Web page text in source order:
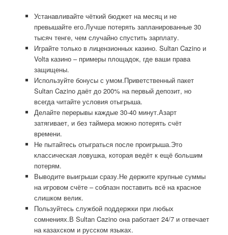
Устанавливайте чёткий бюджет на месяц и не
превышайте его.Лучше потерять запланированные 30
тысяч тенге, чем случайно спустить зарплату.
Играйте только в лицензионных казино. Sultan Cazino и
Volta казино – примеры площадок, где ваши права
защищены.
Используйте бонусы с умом.Приветственный пакет
Sultan Cazino даёт до 200% на первый депозит, но
всегда читайте условия отыгрыша.
Делайте перерывы каждые 30-40 минут.Азарт
затягивает, и без таймера можно потерять счёт
времени.
Не пытайтесь отыграться после проигрыша.Это
классическая ловушка, которая ведёт к ещё большим
потерям.
Выводите выигрыши сразу.Не держите крупные суммы
на игровом счёте – соблазн поставить всё на красное
слишком велик.
Пользуйтесь службой поддержки при любых
сомнениях.В Sultan Cazino она работает 24/7 и отвечает
на казахском и русском языках.